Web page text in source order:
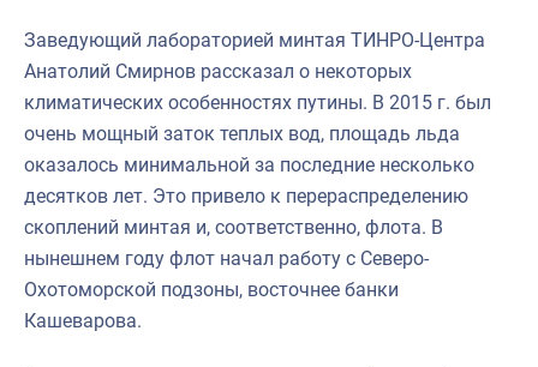
Заведующий лабораторией минтая ТИНРО-Центра
Анатолий Смирнов рассказал о некоторых
климатических особенностях путины. В 2015 г. был
очень мощный заток теплых вод, площадь льда
оказалось минимальной за последние несколько
десятков лет. Это привело к перераспределению
скоплений минтая и, соответственно, флота. В
нынешнем году флот начал работу с Северо-
Охотоморской подзоны, восточнее банки
Кашеварова.